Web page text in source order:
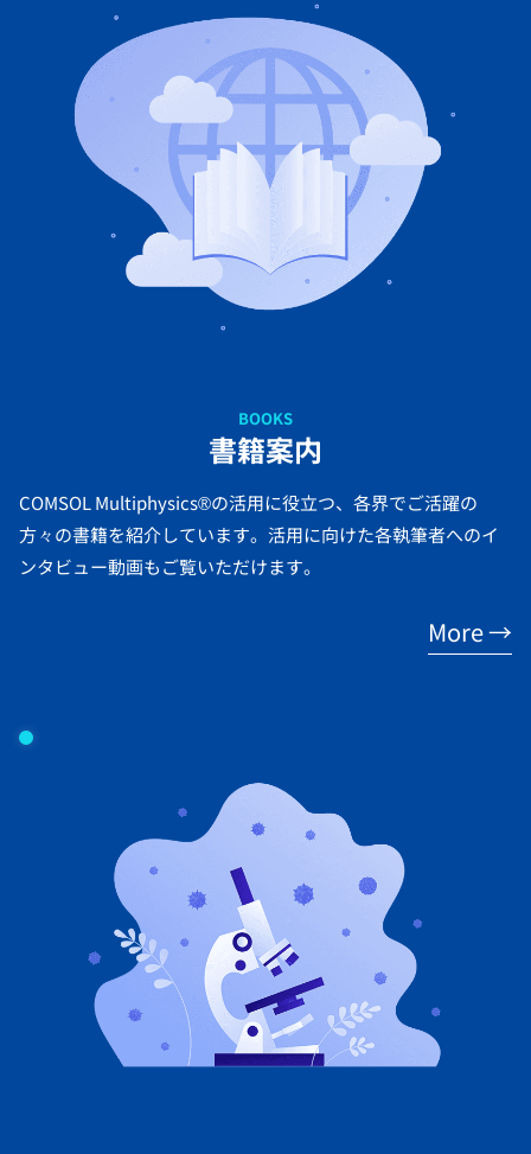
BOOKS
書籍案内
COMSOL Multiphysics®の活用に役立つ、各界でご活躍の
方々の書籍を紹介しています。活用に向けた各執筆者へのイ
ンタビュー動画もご覧いただけます。
More →